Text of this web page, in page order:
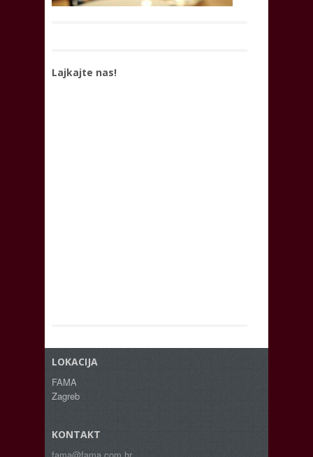
Lajkajte nas!
LOKACIJA
FAMA
Zagreb
KONTAKT